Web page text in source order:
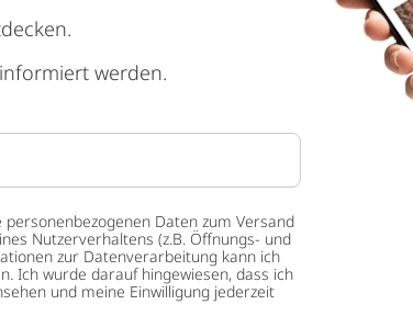
werden.
Daten zum Versand
Nutzerverhaltens (z.B. Öffnungs- und
zur Datenverarbeitung kann ich
Ich wurde darauf hingewiesen, dass ich
und meine Einwilligung jederzeit